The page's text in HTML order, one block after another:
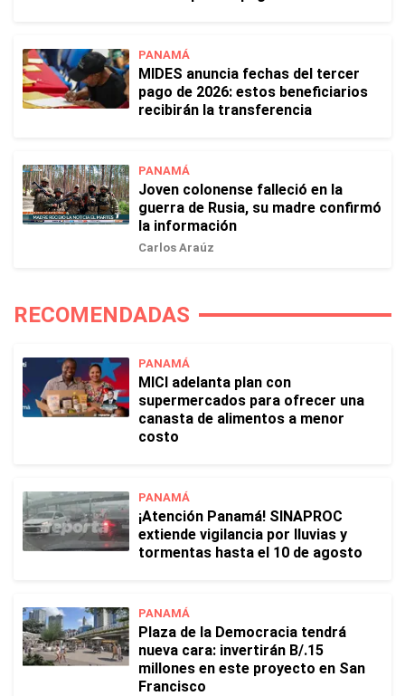
PANAMÁ
MIDES anuncia fechas del tercer
pago de 2026: estos beneficiarios
recibirán la transferencia
PANAMÁ
Joven colonense falleció en la
guerra de Rusia, su madre confirmó
la información
Carlos Araúz
RECOMENDADAS
PANAMÁ
MICI adelanta plan con
supermercados para ofrecer una
canasta de alimentos a menor
costo
PANAMÁ
¡Atención Panamá! SINAPROC
extiende vigilancia por lluvias y
tormentas hasta el 10 de agosto
PANAMÁ
Plaza de la Democracia tendrá
nueva cara: invertirán B/.15
millones en este proyecto en San
Francisco